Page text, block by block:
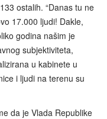
ostalih. “Danas tu ne
17.000 ljudi! Dakle,
godina našim je
subjektiviteta,
u kabinete u
i ljudi na terenu su
da je Vlada Republike